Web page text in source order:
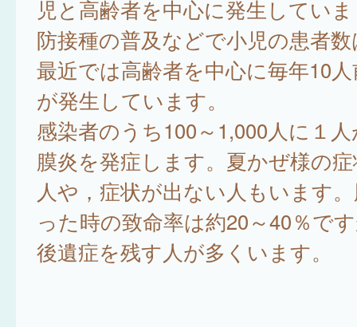
児と高齢者を中心に発生してい
防接種の普及などで小児の患者
最近では高齢者を中心に毎年10
が発生しています。
感染者のうち100～1,000人に１
膜炎を発症します。夏かぜ様の
人や，症状が出ない人もいます
った時の致命率は約20～40％で
後遺症を残す人が多くいます。